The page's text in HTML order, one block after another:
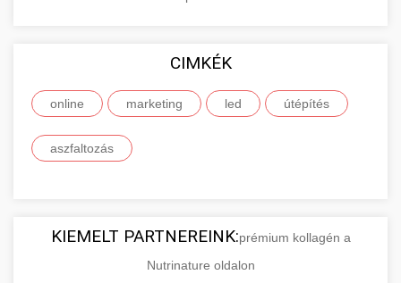
CIMKÉK
online marketing led útépítés
aszfaltozás
KIEMELT PARTNEREINK:prémium kollagén a
Nutrinature oldalon